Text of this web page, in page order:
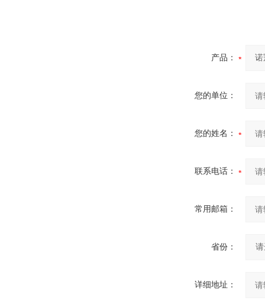
产品：
您的单位：
您的姓名：
联系电话：
常用邮箱：
省份：
详细地址：